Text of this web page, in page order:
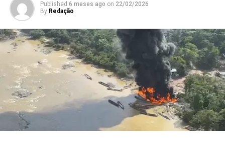
Published 6 meses ago on 22/02/2026
By Redação